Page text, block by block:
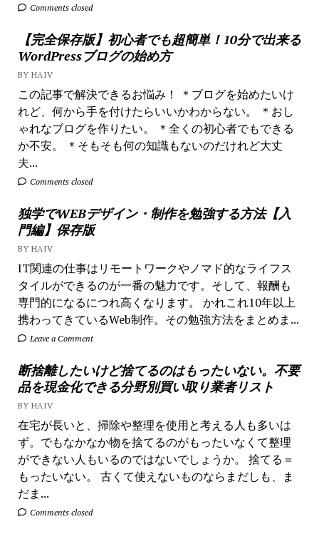
Comments closed
【完全保存版】初心者でも超簡単！10分で出来る
WordPressブログの始め方
BY HAIV
この記事で解決できるお悩み！ ＊ブログを始めたいけ
れど、何から手を付けたらいいかわからない。 ＊おし
ゃれなブログを作りたい。 ＊全くの初心者でもできる
か不安。 ＊そもそも何の知識もないのだけれど大丈
夫...
Comments closed
独学でWEBデザイン・制作を勉強する方法【入
門編】保存版
BY HAIV
IT関連の仕事はリモートワークやノマド的なライフス
タイルができるのが一番の魅力です。そして、報酬も
専門的になるにつれ高くなります。 かれこれ10年以上
携わってきているWeb制作。その勉強方法をまとめま...
Leave a Comment
断捨離したいけど捨てるのはもったいない。不要
品を現金化できる分野別買い取り業者リスト
BY HAIV
在宅が長いと、掃除や整理を使用と考える人も多いは
ず。でもなかなか物を捨てるのがもったいなくて整理
ができない人もいるのではないでしょうか。 捨てる＝
もったいない。 古くて使えないものならまだしも、ま
だま...
Comments closed